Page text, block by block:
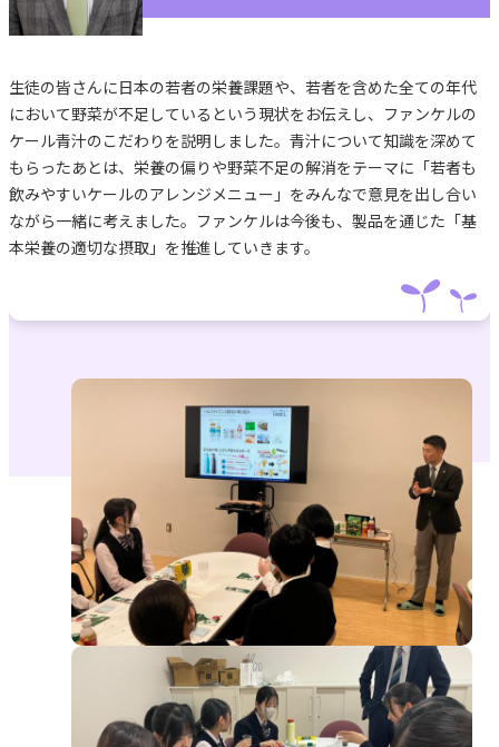
生徒の皆さんに日本の若者の栄養課題や、若者を含めた全ての年代
において野菜が不足しているという現状をお伝えし、ファンケルの
ケール青汁のこだわりを説明しました。青汁について知識を深めて
もらったあとは、栄養の偏りや野菜不足の解消をテーマに「若者も
飲みやすいケールのアレンジメニュー」をみんなで意見を出し合い
ながら一緒に考えました。ファンケルは今後も、製品を通じた「基
本栄養の適切な摂取」を推進していきます。